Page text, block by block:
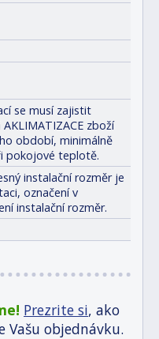
se musí zajistit
zboží
období, minimálně
pokojové teplotě.
instalační rozměr je
označení v
instalační rozměr.
Prezrite si, ako
Vašu objednávku.